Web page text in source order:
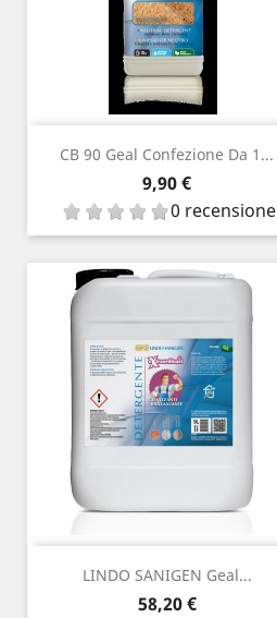
CB 90 Geal Confezione Da 1...
Prezzo
9,90 €
0 recensione
LINDO SANIGEN Geal...
Prezzo
58,20 €